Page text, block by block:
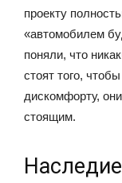
проекту
«автомобилем
поняли, что
стоят того,
дискомфорту,
стоящим.